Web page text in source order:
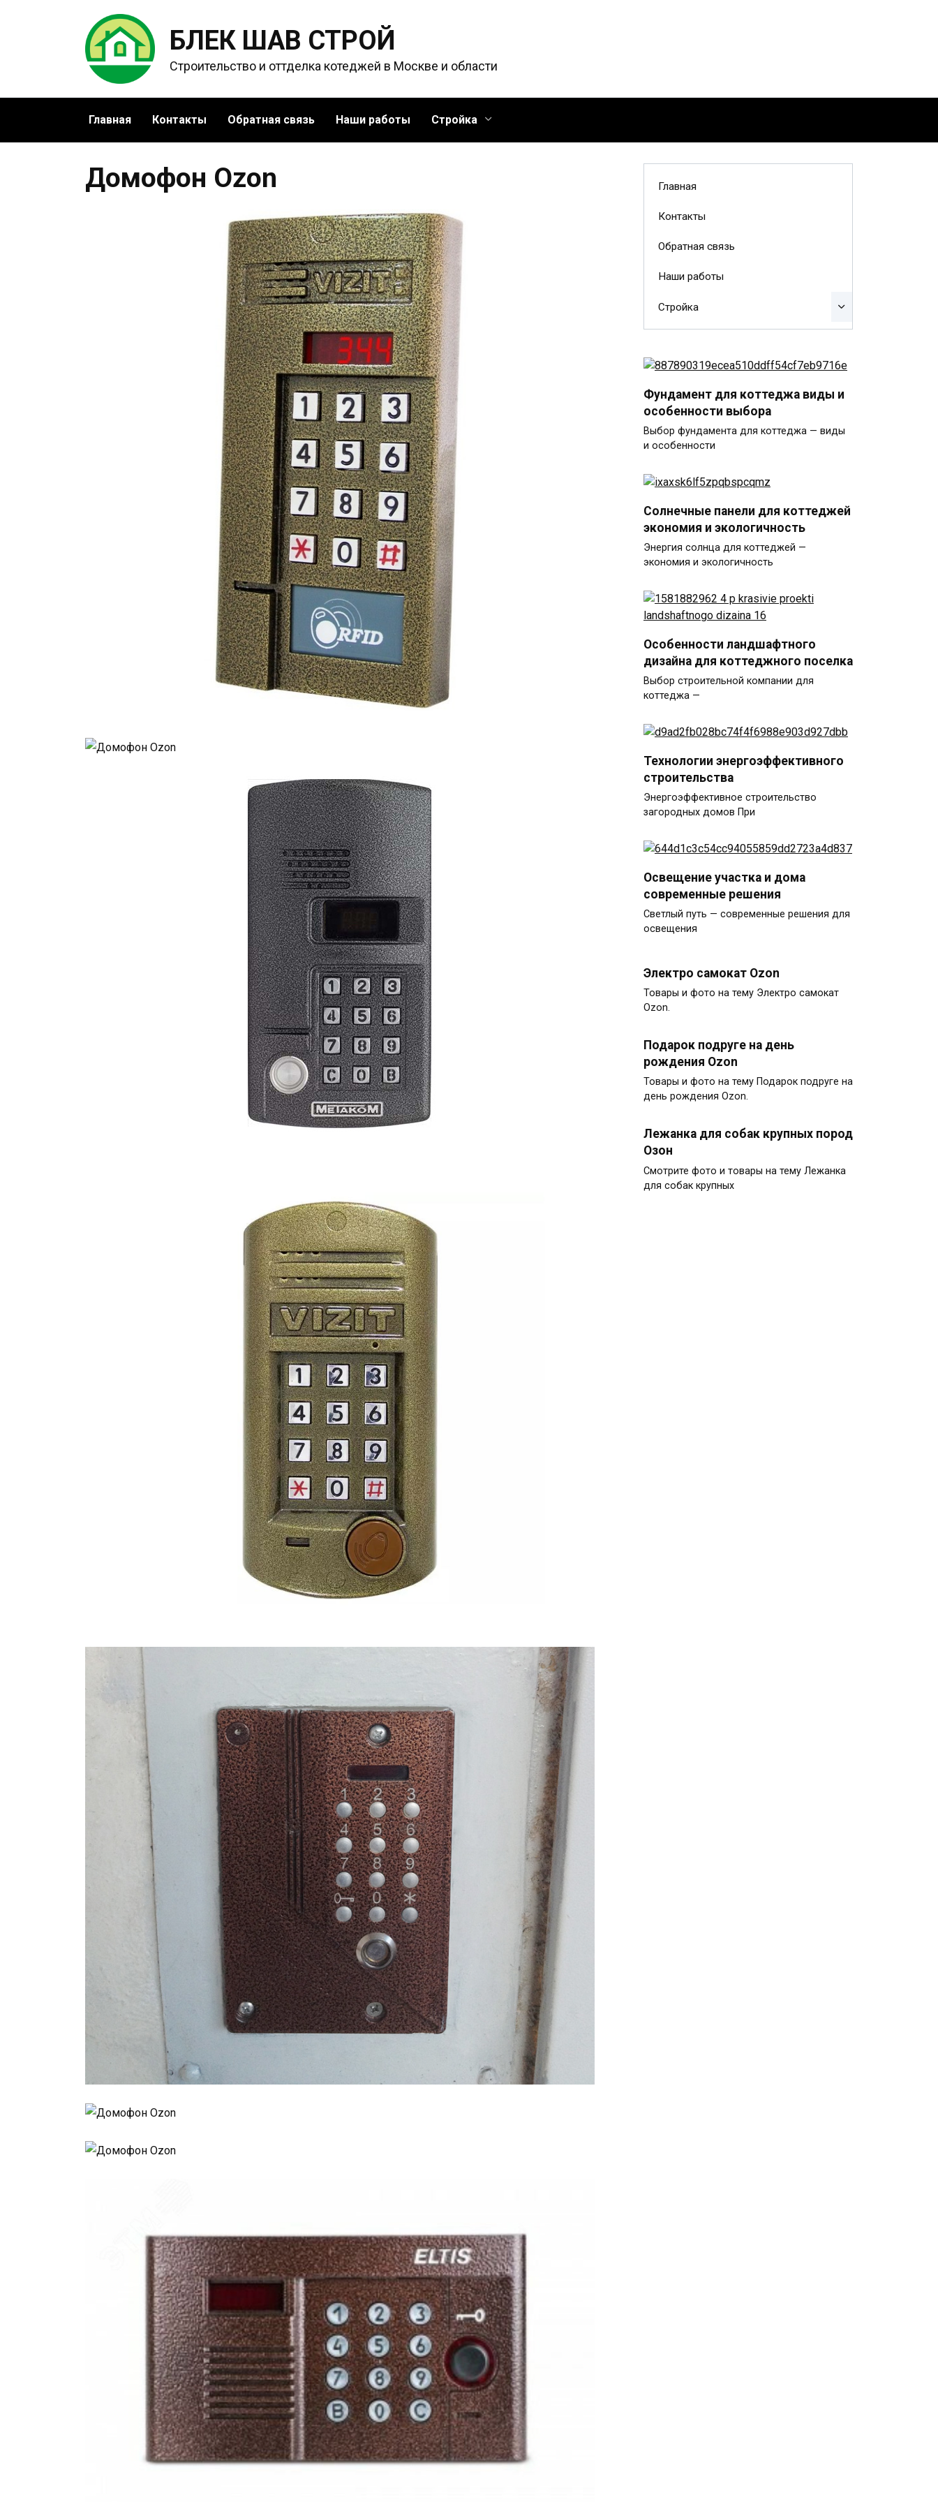
БЛЕК ШАВ СТРОЙ
Строительство и оттделка котеджей в Москве и области
Главная Контакты Обратная связь Наши работы Стройка
Домофон Ozon Главная
Контакты
Обратная связь
Наши работы
Стройка
Фундамент для коттеджа виды и
особенности выбора
Выбор фундамента для коттеджа — виды
и особенности
Солнечные панели для коттеджей
экономия и экологичность
Энергия солнца для коттеджей —
экономия и экологичность
Особенности ландшафтного
дизайна для коттеджного поселка
Выбор строительной компании для
коттеджа —
Технологии энергоэффективного
строительства
Энергоэффективное строительство
загородных домов При
Освещение участка и дома
современные решения
Светлый путь — современные решения для
освещения
Электро самокат Ozon
Товары и фото на тему Электро самокат
Ozon.
Подарок подруге на день
рождения Ozon
Товары и фото на тему Подарок подруге на
день рождения Ozon.
Лежанка для собак крупных пород
Озон
Смотрите фото и товары на тему Лежанка
для собак крупных